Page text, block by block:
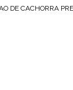
DE CACHORRA